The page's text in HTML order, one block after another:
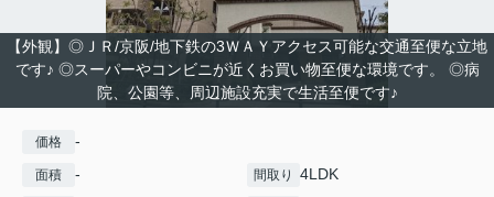
【外観】◎ＪＲ/京阪/地下鉄の3ＷＡＹアクセス可能な交通至便な立地
です♪ ◎スーパーやコンビニが近くお買い物至便な環境です。 ◎病
院、公園等、周辺施設充実で生活至便です♪
価格 -
面積 - 間取り 4LDK